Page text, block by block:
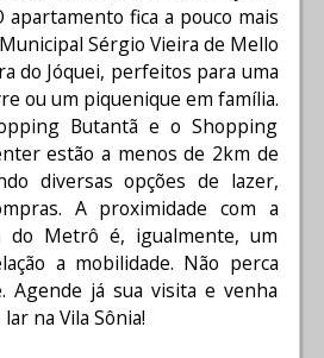
fica a pouco mais
Sérgio Vieira de Mello
do Jóquei, perfeitos para uma
ou um piquenique em família.
Butantã e o Shopping
estão a menos de 2km de
diversas opções de lazer,
A proximidade com a
do Metrô é, igualmente, um
a mobilidade. Não perca
Agende já sua visita e venha
na Vila Sônia!